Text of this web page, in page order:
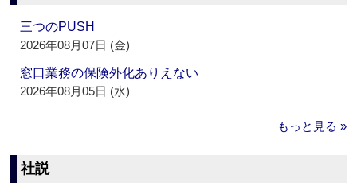
三つのPUSH
2026年08月07日 (金)
窓口業務の保険外化ありえない
2026年08月05日 (水)
もっと見る »
社説